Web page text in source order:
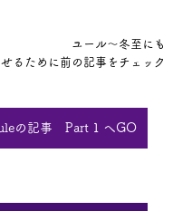
～冬至にも
るために前の記事をチェック
の記事 Part 1 へGO